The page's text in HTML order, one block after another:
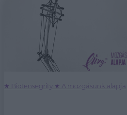
★ Biotensegrity ★ A mozgásunk alapja